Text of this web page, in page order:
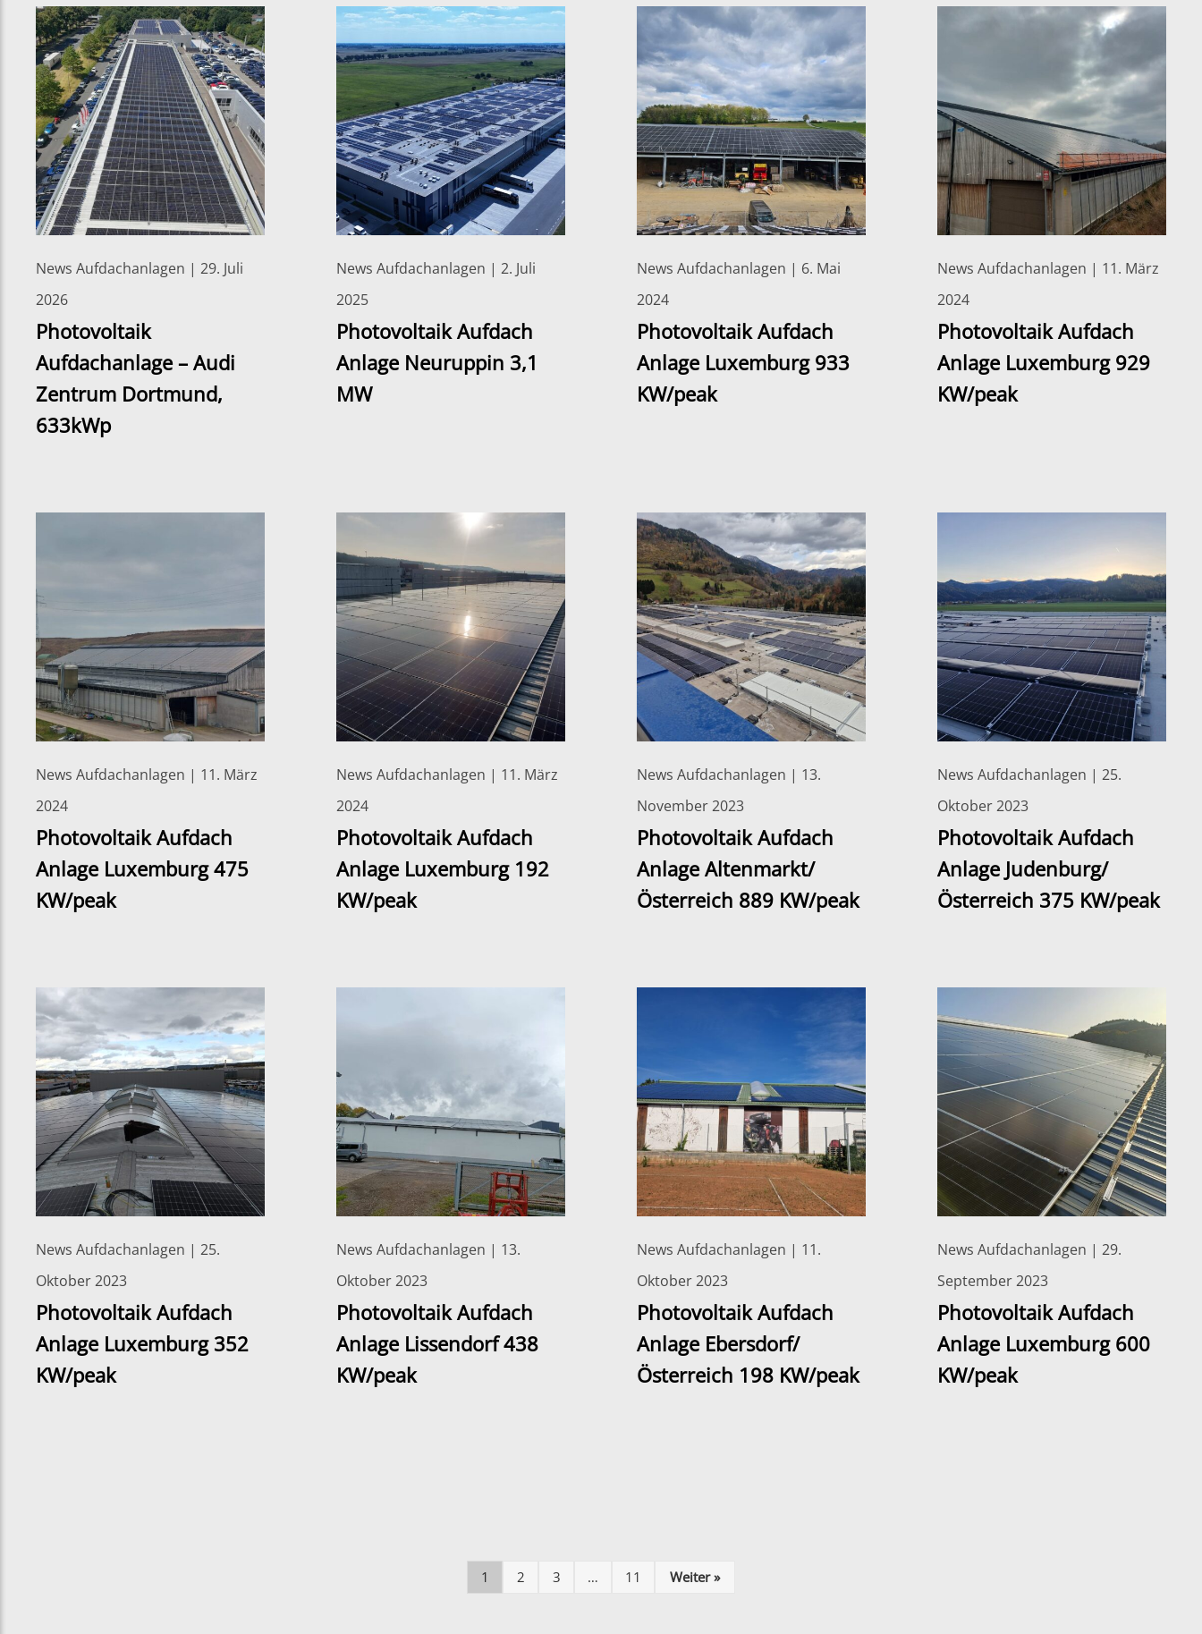
News Aufdachanlagen | 29. Juli
2026
Photovoltaik
Aufdachanlage – Audi
Zentrum Dortmund,
633kWp
News Aufdachanlagen | 2. Juli
2025
Photovoltaik Aufdach
Anlage Neuruppin 3,1
MW
News Aufdachanlagen | 6. Mai
2024
Photovoltaik Aufdach
Anlage Luxemburg 933
KW/peak
News Aufdachanlagen | 11. März
2024
Photovoltaik Aufdach
Anlage Luxemburg 929
KW/peak
News Aufdachanlagen | 11. März
2024
Photovoltaik Aufdach
Anlage Luxemburg 475
KW/peak
News Aufdachanlagen | 11. März
2024
Photovoltaik Aufdach
Anlage Luxemburg 192
KW/peak
News Aufdachanlagen | 13.
November 2023
Photovoltaik Aufdach
Anlage Altenmarkt/
Österreich 889 KW/peak
News Aufdachanlagen | 25.
Oktober 2023
Photovoltaik Aufdach
Anlage Judenburg/
Österreich 375 KW/peak
News Aufdachanlagen | 25.
Oktober 2023
Photovoltaik Aufdach
Anlage Luxemburg 352
KW/peak
News Aufdachanlagen | 13.
Oktober 2023
Photovoltaik Aufdach
Anlage Lissendorf 438
KW/peak
News Aufdachanlagen | 11.
Oktober 2023
Photovoltaik Aufdach
Anlage Ebersdorf/
Österreich 198 KW/peak
News Aufdachanlagen | 29.
September 2023
Photovoltaik Aufdach
Anlage Luxemburg 600
KW/peak
1 2 3 … 11 Weiter »